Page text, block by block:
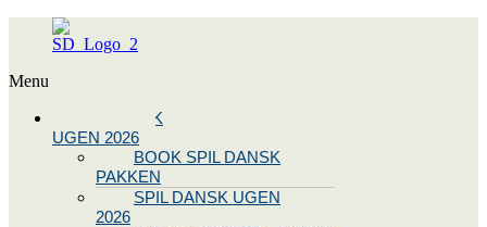
Menu
SPIL DANSK
UGEN 2026
BOOK SPIL DANSK
PAKKEN
SPIL DANSK UGEN
2026